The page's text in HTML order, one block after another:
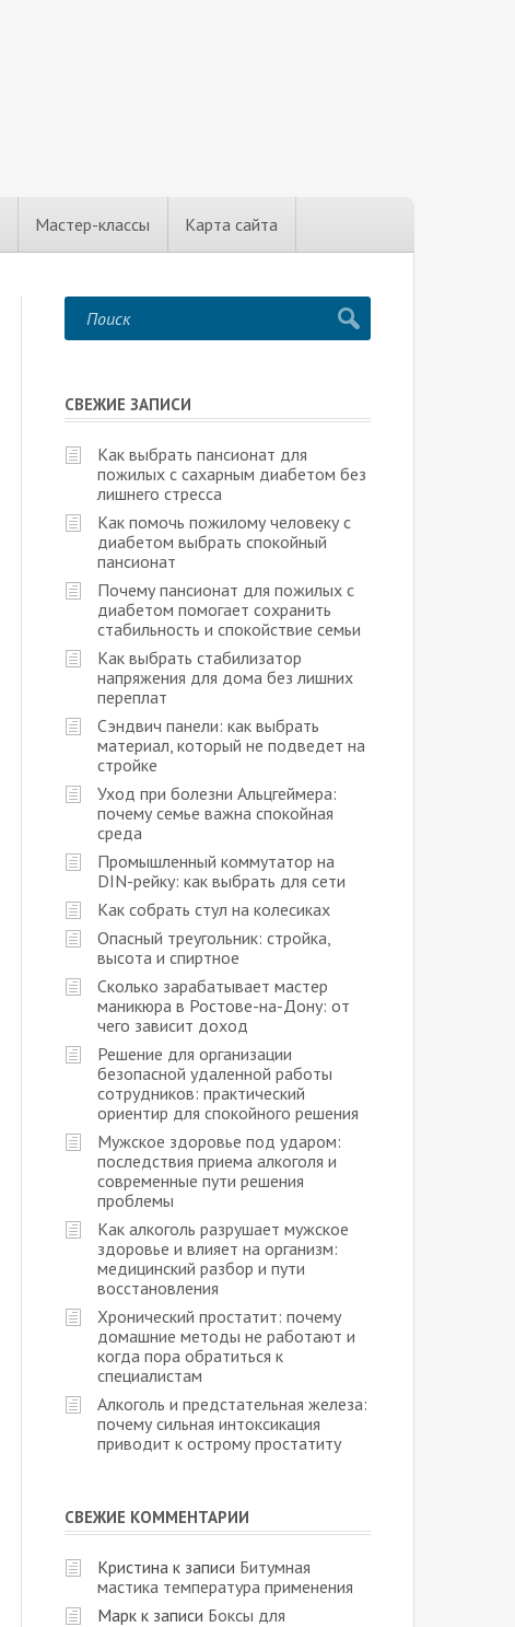
Мастер-классы Карта сайта
СВЕЖИЕ ЗАПИСИ
Как выбрать пансионат для
пожилых с сахарным диабетом без
лишнего стресса
Как помочь пожилому человеку с
диабетом выбрать спокойный
пансионат
Почему пансионат для пожилых с
диабетом помогает сохранить
стабильность и спокойствие семьи
Как выбрать стабилизатор
напряжения для дома без лишних
переплат
Сэндвич панели: как выбрать
материал, который не подведет на
стройке
Уход при болезни Альцгеймера:
почему семье важна спокойная
среда
Промышленный коммутатор на
DIN-рейку: как выбрать для сети
Как собрать стул на колесиках
Опасный треугольник: стройка,
высота и спиртное
Сколько зарабатывает мастер
маникюра в Ростове-на-Дону: от
чего зависит доход
Решение для организации
безопасной удаленной работы
сотрудников: практический
ориентир для спокойного решения
Мужское здоровье под ударом:
последствия приема алкоголя и
современные пути решения
проблемы
Как алкоголь разрушает мужское
здоровье и влияет на организм:
медицинский разбор и пути
восстановления
Хронический простатит: почему
домашние методы не работают и
когда пора обратиться к
специалистам
Алкоголь и предстательная железа:
почему сильная интоксикация
приводит к острому простатиту
СВЕЖИЕ КОММЕНТАРИИ
Кристина к записи Битумная
мастика температура применения
Марк к записи Боксы для